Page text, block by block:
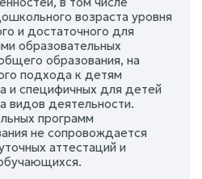
возраста уровня
и достаточного для
образовательных
образования, на
подхода к детям
и специфичных для детей
видов деятельности.
программ
не сопровождается
аттестаций и